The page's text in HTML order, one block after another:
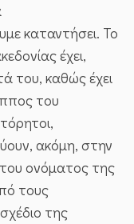
καταντήσει. Το
έχει,
του, καθώς έχει
του
ακόμη, στην
ονόματος της
τους
της